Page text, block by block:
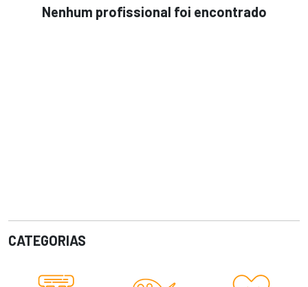
Nenhum profissional foi encontrado
CATEGORIAS